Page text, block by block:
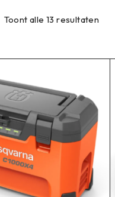
Toont alle 13 resultaten